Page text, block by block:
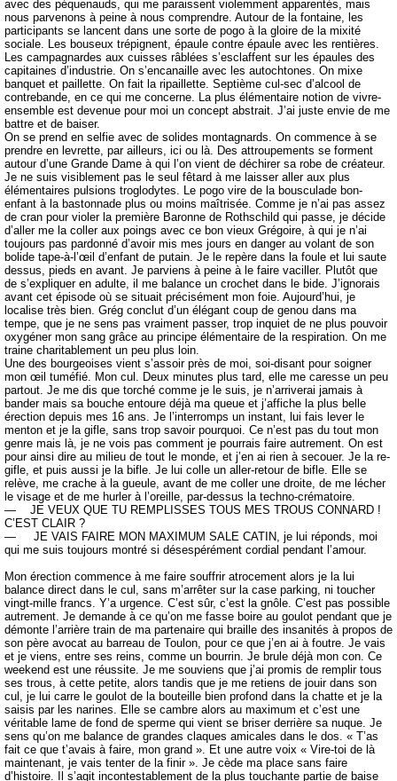
avec des péquenauds, qui me paraissent violemment apparentés, mais
nous parvenons à peine à nous comprendre. Autour de la fontaine, les
participants se lancent dans une sorte de pogo à la gloire de la mixité
sociale. Les bouseux trépignent, épaule contre épaule avec les rentières.
Les campagnardes aux cuisses râblées s’esclaffent sur les épaules des
capitaines d’industrie. On s’encanaille avec les autochtones. On mixe
banquet et paillette. On fait la ripaillette. Septième cul-sec d’alcool de
contrebande, en ce qui me concerne. La plus élémentaire notion de vivre-
ensemble est devenue pour moi un concept abstrait. J’ai juste envie de me
battre et de baiser.
On se prend en selfie avec de solides montagnards. On commence à se
prendre en levrette, par ailleurs, ici ou là. Des attroupements se forment
autour d’une Grande Dame à qui l’on vient de déchirer sa robe de créateur.
Je ne suis visiblement pas le seul fêtard à me laisser aller aux plus
élémentaires pulsions troglodytes. Le pogo vire de la bousculade bon-
enfant à la bastonnade plus ou moins maîtrisée. Comme je n’ai pas assez
de cran pour violer la première Baronne de Rothschild qui passe, je décide
d’aller me la coller aux poings avec ce bon vieux Grégoire, à qui je n’ai
toujours pas pardonné d’avoir mis mes jours en danger au volant de son
bolide tape-à-l’œil d’enfant de putain. Je le repère dans la foule et lui saute
dessus, pieds en avant. Je parviens à peine à le faire vaciller. Plutôt que
de s’expliquer en adulte, il me balance un crochet dans le bide. J’ignorais
avant cet épisode où se situait précisément mon foie. Aujourd’hui, je
localise très bien. Grég conclut d’un élégant coup de genou dans ma
tempe, que je ne sens pas vraiment passer, trop inquiet de ne plus pouvoir
oxygéner mon sang grâce au principe élémentaire de la respiration. On me
traine charitablement un peu plus loin.
Une des bourgeoises vient s’assoir près de moi, soi-disant pour soigner
mon œil tuméfié. Mon cul. Deux minutes plus tard, elle me caresse un peu
partout. Je me dis que torché comme je le suis, je n’arriverai jamais à
bander mais sa bouche entoure déjà ma queue et j’affiche la plus belle
érection depuis mes 16 ans. Je l’interromps un instant, lui fais lever le
menton et je la gifle, sans trop savoir pourquoi. Ce n’est pas du tout mon
genre mais là, je ne vois pas comment je pourrais faire autrement. On est
pour ainsi dire au milieu de tout le monde, et j’en ai rien à secouer. Je la re-
gifle, et puis aussi je la bifle. Je lui colle un aller-retour de bifle. Elle se
relève, me crache à la gueule, avant de me coller une droite, de me lécher
le visage et de me hurler à l’oreille, par-dessus la techno-crématoire.
— JE VEUX QUE TU REMPLISSES TOUS MES TROUS CONNARD !
C’EST CLAIR ?
— JE VAIS FAIRE MON MAXIMUM SALE CATIN, je lui réponds, moi
qui me suis toujours montré si désespérément cordial pendant l’amour.
Mon érection commence à me faire souffrir atrocement alors je la lui
balance direct dans le cul, sans m’arrêter sur la case parking, ni toucher
vingt-mille francs. Y’a urgence. C’est sûr, c’est la gnôle. C’est pas possible
autrement. Je demande à ce qu’on me fasse boire au goulot pendant que je
démonte l’arrière train de ma partenaire qui braille des insanités à propos de
son père avocat au barreau de Toulon, pour ce que j’en ai à foutre. Je vais
et je viens, entre ses reins, comme un bourrin. Je brule déjà mon con. Ce
weekend est une réussite. Je me souviens que j’ai promis de remplir tous
ses trous, à cette petite, alors tandis que je me retiens de jouir dans son
cul, je lui carre le goulot de la bouteille bien profond dans la chatte et je la
saisis par les narines. Elle se cambre alors au maximum et c’est une
véritable lame de fond de sperme qui vient se briser derrière sa nuque. Je
sens qu’on me balance de grandes claques amicales dans le dos. « T’as
fait ce que t’avais à faire, mon grand ». Et une autre voix « Vire-toi de là
maintenant, je vais tenter de la finir ». Je cède ma place sans faire
d’histoire. Il s’agit incontestablement de la plus touchante partie de baise